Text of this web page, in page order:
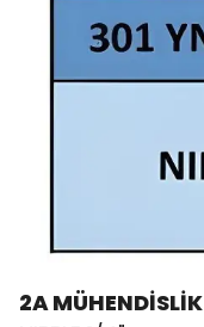
2A MÜHENDİSLİK